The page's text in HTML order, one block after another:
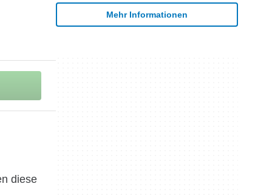
diese
Mehr Informationen